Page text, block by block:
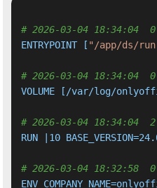
# 2026-03-04 18:34:04
ENTRYPOINT [ "/app/ds/
# 2026-03-04 18:34:04
VOLUME [/var/log/
# 2026-03-04 18:34:04
RUN |10
# 2026-03-04 18:32:58  0.00B
ENV